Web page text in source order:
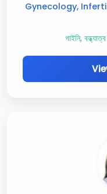
Gynecology,
গাইনি,